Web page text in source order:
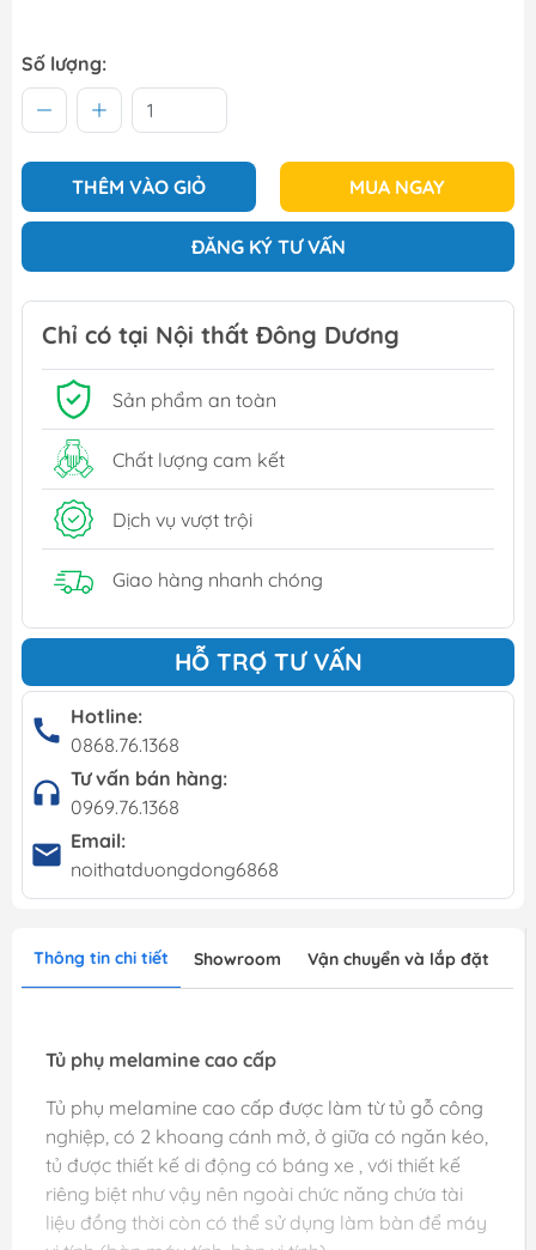
Số lượng:
THÊM VÀO GIỎ MUA NGAY
ĐĂNG KÝ TƯ VẤN
Chỉ có tại Nội thất Đông Dương
Sản phẩm an toàn
Chất lượng cam kết
Dịch vụ vượt trội
Giao hàng nhanh chóng
HỖ TRỢ TƯ VẤN
Hotline:
0868.76.1368
Tư vấn bán hàng:
0969.76.1368
Email:
noithatduongdong6868
Thông tin chi tiết Showroom Vận chuyển và lắp đặt
Tủ phụ melamine cao cấp
Tủ phụ melamine cao cấp được làm từ tủ gỗ công
nghiệp, có 2 khoang cánh mở, ở giữa có ngăn kéo,
tủ được thiết kế di động có báng xe , với thiết kế
riêng biệt như vậy nên ngoài chức năng chứa tài
liệu đồng thời còn có thể sử dụng làm bàn để máy